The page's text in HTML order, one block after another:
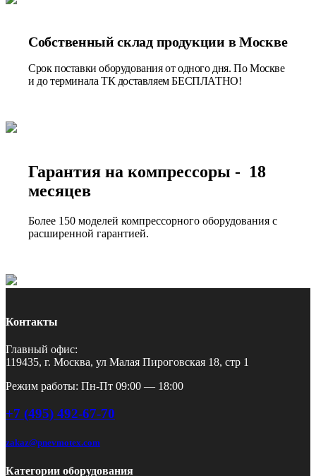
Собственный склад продукции в Москве
Срок поставки оборудования от одного дня. По Москве
и до терминала ТК доставляем БЕСПЛАТНО!
Гарантия на компрессоры - 18
месяцев
Более 150 моделей компрессорного оборудования с
расширенной гарантией.
Контакты
Главный офис:
119435, г. Москва, ул Малая Пироговская 18, стр 1
Режим работы: Пн-Пт 09:00 — 18:00
+7 (495) 492-67-70
zakaz@pnevmotex.com
Категории оборудования